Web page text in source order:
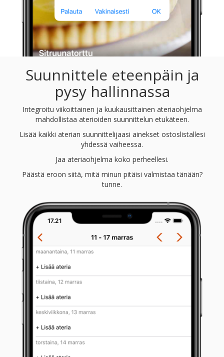
Suunnittele eteenpäin ja
pysy hallinnassa
Integroitu viikoittainen ja kuukausittainen ateriaohjelma
mahdollistaa aterioiden suunnittelun etukäteen.
Lisää kaikki aterian suunnittelijaasi ainekset ostoslistallesi
yhdessä vaiheessa.
Jaa ateriaohjelma koko perheellesi.
Päästä eroon siitä, mitä minun pitäisi valmistaa tänään?
tunne.